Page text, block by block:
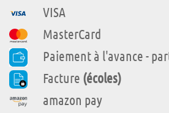
VISA
MasterCard
Paiement à l'avance -
Facture (écoles)
amazon pay